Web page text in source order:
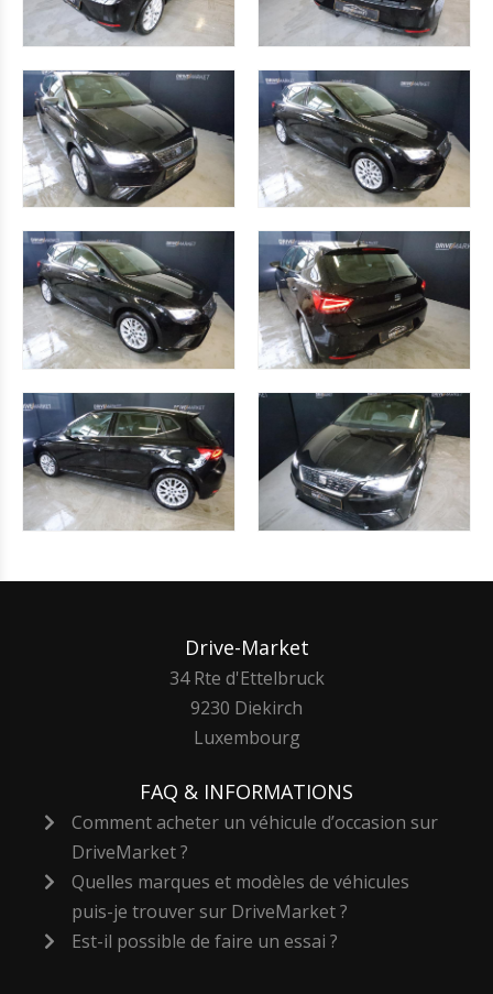
Drive-Market
34 Rte d'Ettelbruck
9230 Diekirch
Luxembourg
FAQ & INFORMATIONS
Comment acheter un véhicule d’occasion sur
DriveMarket ?
Quelles marques et modèles de véhicules
puis-je trouver sur DriveMarket ?
Est-il possible de faire un essai ?